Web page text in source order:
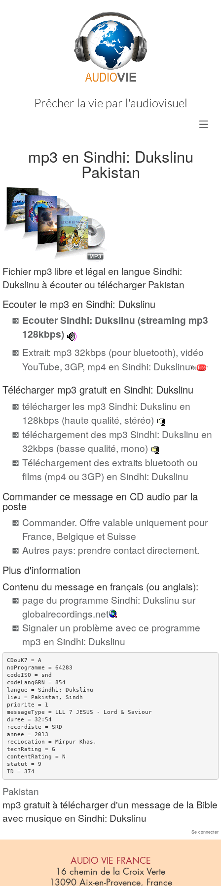
Prêcher la vie par l'audiovisuel
mp3 en Sindhi: Dukslinu
Pakistan
Fichier mp3 libre et légal en langue Sindhi:
Dukslinu à écouter ou télécharger Pakistan
Ecouter le mp3 en Sindhi: Dukslinu
Ecouter Sindhi: Dukslinu (streaming mp3
128kbps)
Extrait: mp3 32kbps (pour bluetooth), vidéo
YouTube, 3GP, mp4 en Sindhi: Dukslinu
Télécharger mp3 gratuit en Sindhi: Dukslinu
télécharger les mp3 Sindhi: Dukslinu en
128kbps (haute qualité, stéréo)
téléchargement des mp3 Sindhi: Dukslinu en
32kbps (basse qualité, mono)
Téléchargement des extraits bluetooth ou
films (mp4 ou 3GP) en Sindhi: Dukslinu
Commander ce message en CD audio par la
poste
Commander. Offre valable uniquement pour
France, Belgique et Suisse
Autres pays: prendre contact directement.
Plus d'information
Contenu du message en français (ou anglais):
page du programme Sindhi: Dukslinu sur
globalrecordings.net
Signaler un problème avec ce programme
mp3 en Sindhi: Dukslinu
CDouK7 = A
noProgramme = 64283
codeISO = snd
codeLangGRN = 854
langue = Sindhi: Dukslinu
lieu = Pakistan, Sindh
priorite = 1
messageType = LLL 7 JESUS - Lord & Saviour
duree = 32:54
recordiste = SRD
annee = 2013
recLocation = Mirpur Khas.
techRating = G
contentRating = N
statut = 9
Pakistan
mp3 gratuit à télécharger d'un message de la Bible
avec musique en Sindhi: Dukslinu
Se connecter
AUDIO VIE FRANCE
16 chemin de la Croix Verte
13090 Aix-en-Provence, France